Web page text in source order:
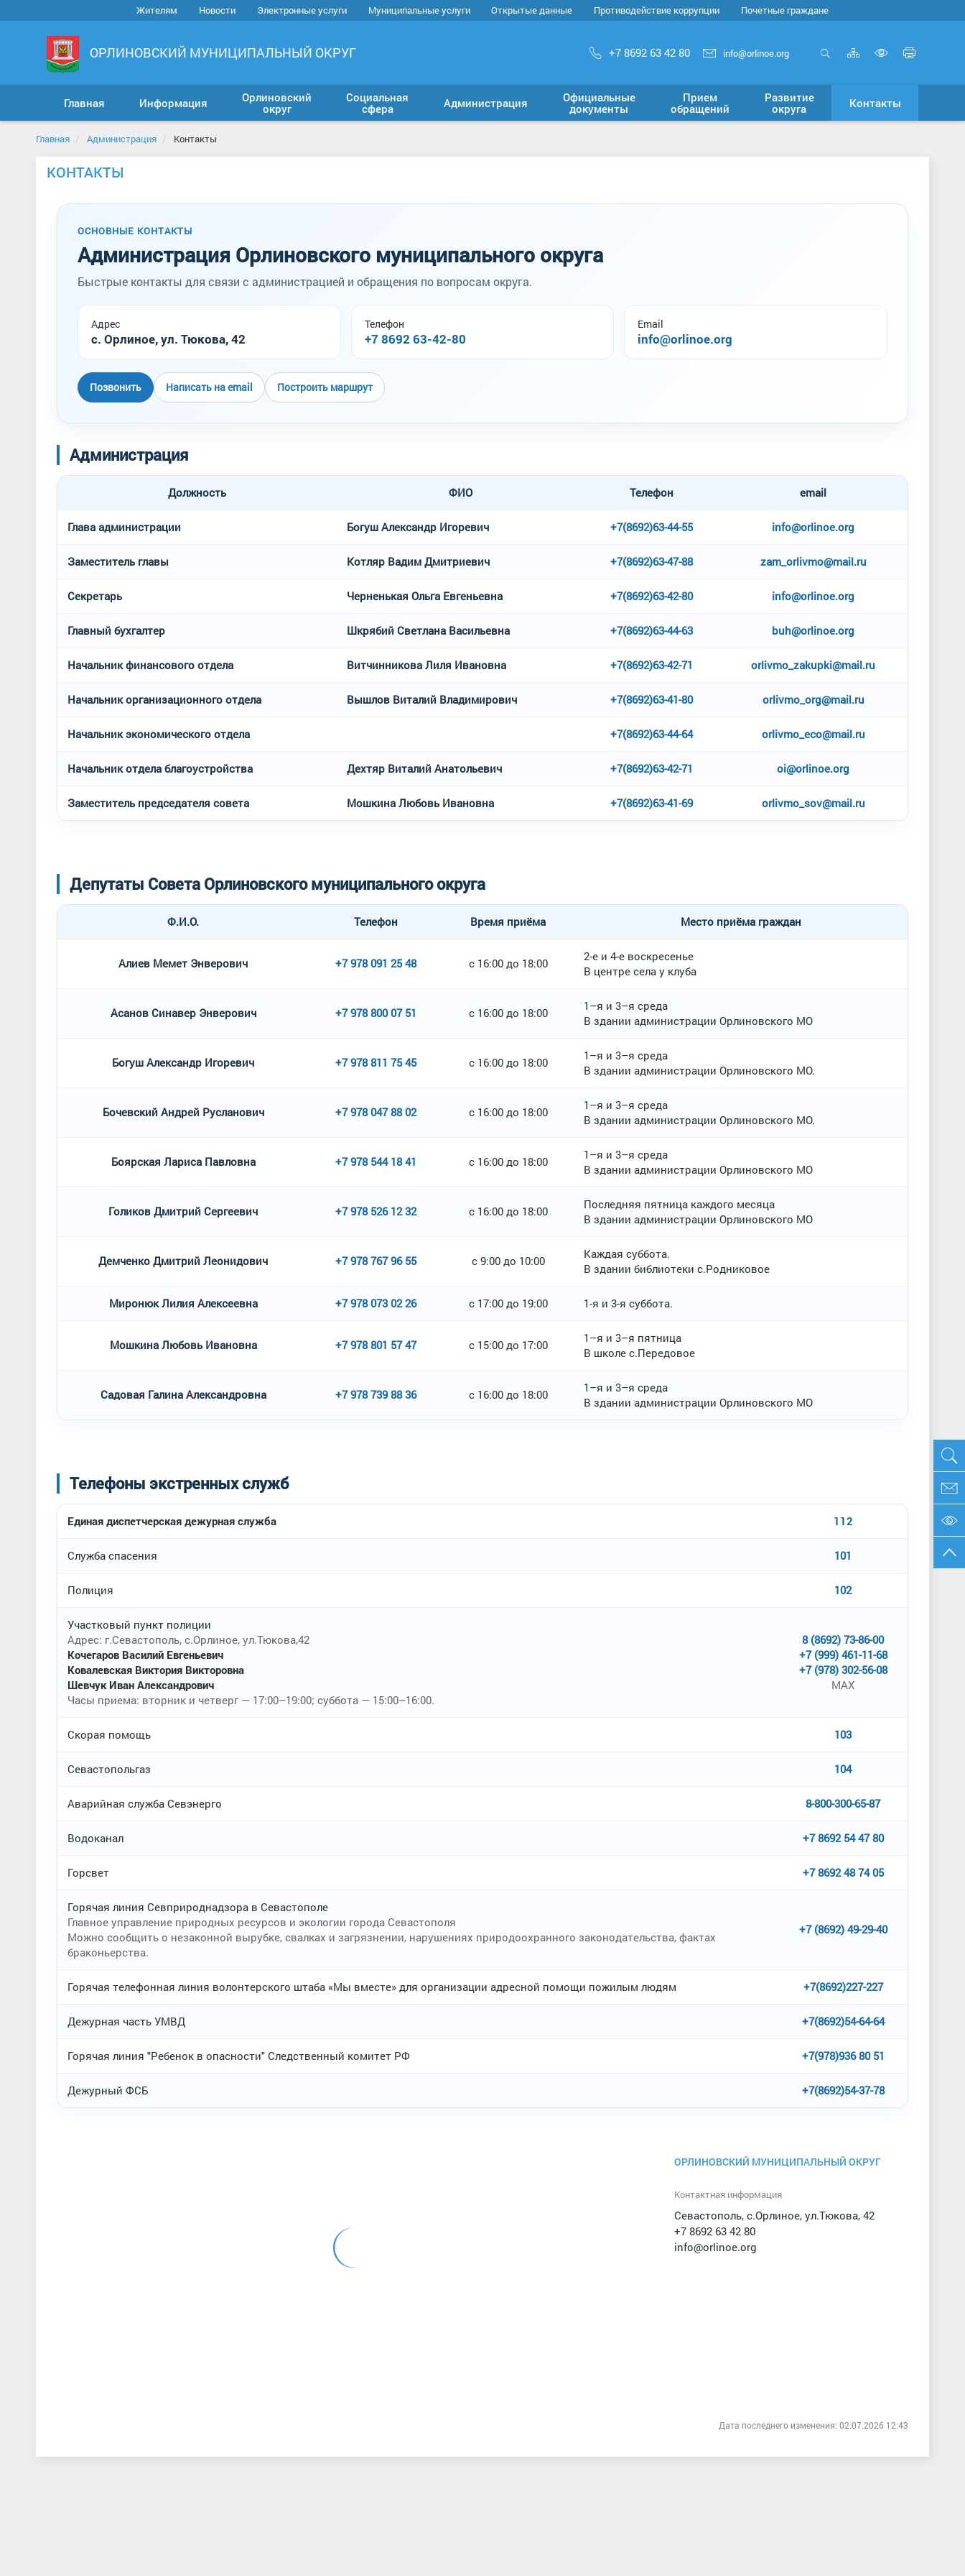
Жителям Новости Электронные услуги Муниципальные услуги Открытые данные Противодействие коррупции Почетные граждане
ОРЛИНОВСКИЙ МУНИЦИПАЛЬНЫЙ ОКРУГ +7 8692 63 42 80 info@orlinoe.org Карта
сайта
версию
для
Главная Информация
Орлиновский
округ
Социальная
сфера
Администрация
Официальные
документы
Прием
обращений
Развитие
округа
Контакты
Главная Администрация Контакты
КОНТАКТЫ
ОСНОВНЫЕ КОНТАКТЫ
Администрация Орлиновского муниципального округа
Быстрые контакты для связи с администрацией и обращения по вопросам округа.
Адрес
с. Орлиное, ул. Тюкова, 42
Телефон
+7 8692 63-42-80
Email
info@orlinoe.org
Позвонить Написать на email Построить маршрут
Администрация
Должность ФИО Телефон email
Глава администрации Богуш Александр Игоревич +7(8692)63-44-55 info@orlinoe.org
Заместитель главы Котляр Вадим Дмитриевич +7(8692)63-47-88 zam_orlivmo@mail.ru
Секретарь Черненькая Ольга Евгеньевна +7(8692)63-42-80 info@orlinoe.org
Главный бухгалтер Шкрябий Светлана Васильевна +7(8692)63-44-63 buh@orlinoe.org
Начальник финансового отдела Витчинникова Лиля Ивановна +7(8692)63-42-71 orlivmo_zakupki@mail.ru
Начальник организационного отдела Вышлов Виталий Владимирович +7(8692)63-41-80 orlivmo_org@mail.ru
Начальник экономического отдела +7(8692)63-44-64 orlivmo_eco@mail.ru
Начальник отдела благоустройства Дехтяр Виталий Анатольевич +7(8692)63-42-71 oi@orlinoe.org
Заместитель председателя совета Мошкина Любовь Ивановна +7(8692)63-41-69 orlivmo_sov@mail.ru
Депутаты Совета Орлиновского муниципального округа
Ф.И.О. Телефон Время приёма Место приёма граждан
Алиев Мемет Энверович +7 978 091 25 48 с 16:00 до 18:00
2-е и 4-е воскресенье
В центре села у клуба
Асанов Синавер Энверович +7 978 800 07 51 с 16:00 до 18:00
1–я и 3–я среда
В здании администрации Орлиновского МО
Богуш Александр Игоревич +7 978 811 75 45 с 16:00 до 18:00
1–я и 3–я среда
В здании администрации Орлиновского МО.
Бочевский Андрей Русланович +7 978 047 88 02 с 16:00 до 18:00
1–я и 3–я среда
В здании администрации Орлиновского МО.
Боярская Лариса Павловна +7 978 544 18 41 с 16:00 до 18:00
1–я и 3–я среда
В здании администрации Орлиновского МО
Голиков Дмитрий Сергеевич +7 978 526 12 32 с 16:00 до 18:00
Последняя пятница каждого месяца
В здании администрации Орлиновского МО
Демченко Дмитрий Леонидович +7 978 767 96 55 с 9:00 до 10:00
Каждая суббота.
В здании библиотеки с.Родниковое
Миронюк Лилия Алексеевна +7 978 073 02 26 с 17:00 до 19:00 1-я и 3-я суббота.
Мошкина Любовь Ивановна +7 978 801 57 47 с 15:00 до 17:00
1–я и 3–я пятница
В школе с.Передовое
Садовая Галина Александровна +7 978 739 88 36 с 16:00 до 18:00
1–я и 3–я среда
В здании администрации Орлиновского МО
Телефоны экстренных служб
Единая диспетчерская дежурная служба 112
Служба спасения 101
Полиция 102
Участковый пункт полиции
Адрес: г.Севастополь, с.Орлиное, ул.Тюкова,42
Кочегаров Василий Евгеньевич
Ковалевская Виктория Викторовна
Шевчук Иван Александрович
Часы приема: вторник и четверг — 17:00–19:00; суббота — 15:00–16:00.
8 (8692) 73-86-00
+7 (999) 461-11-68
+7 (978) 302-56-08
MAX
Скорая помощь 103
Севастопольгаз 104
Аварийная служба Севэнерго 8-800-300-65-87
Водоканал +7 8692 54 47 80
Горсвет +7 8692 48 74 05
Горячая линия Севприроднадзора в Севастополе
Главное управление природных ресурсов и экологии города Севастополя
Можно сообщить о незаконной вырубке, свалках и загрязнении, нарушениях природоохранного законодательства, фактах
браконьерства.
+7 (8692) 49-29-40
Горячая телефонная линия волонтерского штаба «Мы вместе» для организации адресной помощи пожилым людям +7(8692)227-227
Дежурная часть УМВД +7(8692)54-64-64
Горячая линия "Ребенок в опасности" Следственный комитет РФ +7(978)936 80 51
Дежурный ФСБ +7(8692)54-37-78
ОРЛИНОВСКИЙ МУНИЦИПАЛЬНЫЙ ОКРУГ
Контактная информация
Севастополь, с.Орлиное, ул.Тюкова, 42
+7 8692 63 42 80
info@orlinoe.org
Дата последнего изменения: 02.07.2026 12:43